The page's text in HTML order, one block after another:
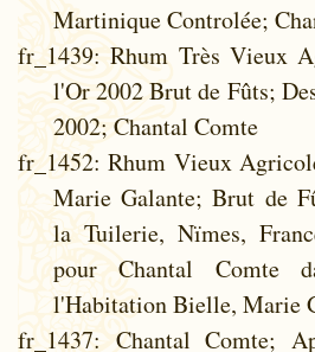
Martinique Controlée;
fr_1439: Rhum Très Vieux
l'Or 2002 Brut de Fûts;
2002; Chantal Comte
fr_1452: Rhum Vieux
Marie Galante; Brut de
la Tuilerie, Nïmes,
pour Chantal Comte
l'Habitation Bielle, Marie
fr_1437: Chantal Comte;